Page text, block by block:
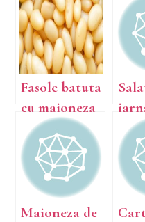
Fasole batuta
cu maioneza
de post
Maioneza de